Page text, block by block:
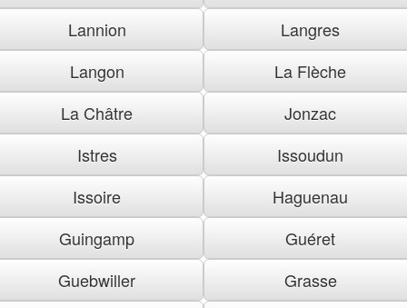
Lannion
Langres
Langon
La Flèche
La Châtre
Jonzac
Istres
Issoudun
Issoire
Haguenau
Guingamp
Guéret
Guebwiller
Grasse